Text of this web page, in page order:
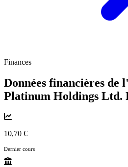
Finances
Données financières de
Platinum Holdings Ltd.
10,70 €
Dernier cours